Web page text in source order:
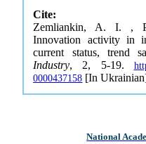
Cite:
Zemliankin, A. I. ,
Innovation activity in
current status, trend
Industry, 2, 5-19.
0000437158 [In
National